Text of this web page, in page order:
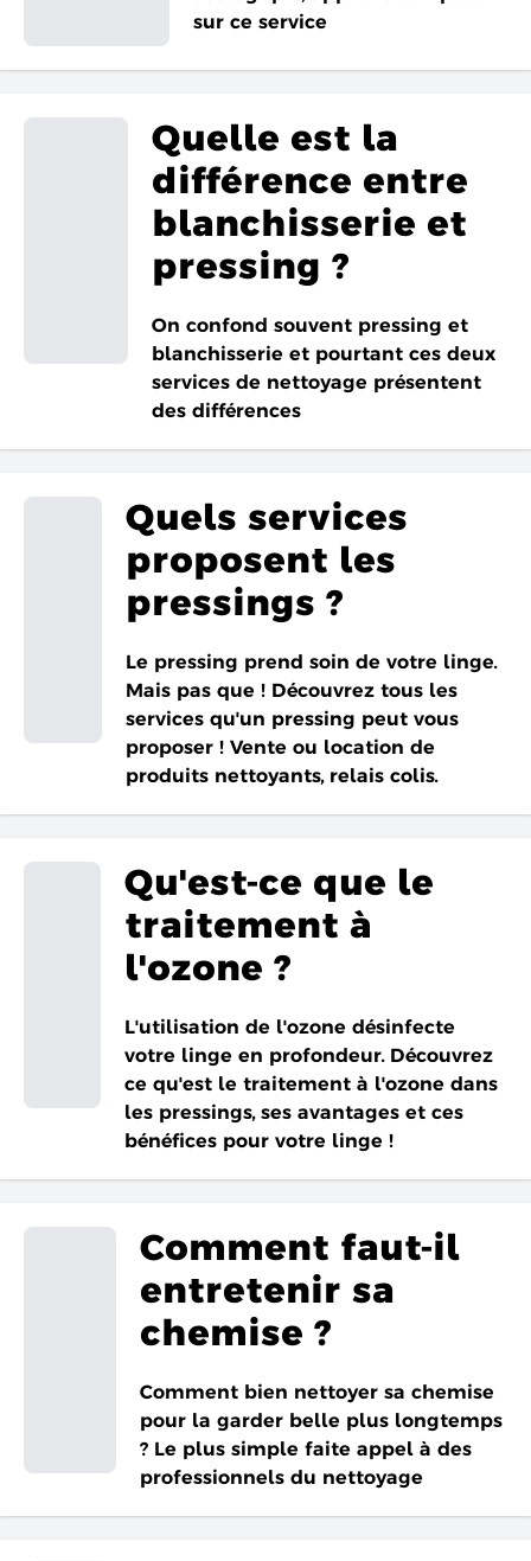
sur ce service
Quelle est la
différence entre
blanchisserie et
pressing ?
On confond souvent pressing et
blanchisserie et pourtant ces deux
services de nettoyage présentent
des différences
Quels services
proposent les
pressings ?
Le pressing prend soin de votre linge.
Mais pas que ! Découvrez tous les
services qu'un pressing peut vous
proposer ! Vente ou location de
produits nettoyants, relais colis.
Qu'est-ce que le
traitement à
l'ozone ?
L'utilisation de l'ozone désinfecte
votre linge en profondeur. Découvrez
ce qu'est le traitement à l'ozone dans
les pressings, ses avantages et ces
bénéfices pour votre linge !
Comment faut-il
entretenir sa
chemise ?
Comment bien nettoyer sa chemise
pour la garder belle plus longtemps
? Le plus simple faite appel à des
professionnels du nettoyage